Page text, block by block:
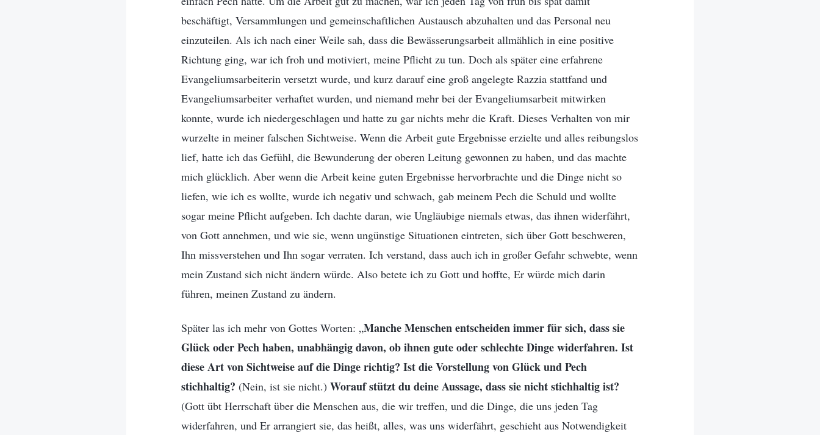
beschäftigt, Versammlungen und gemeinschaftlichen Austausch abzuhalten und das Personal neu
einzuteilen. Als ich nach einer Weile sah, dass die Bewässerungsarbeit allmählich in eine positive
Richtung ging, war ich froh und motiviert, meine Pflicht zu tun. Doch als später eine erfahrene
Evangeliumsarbeiterin versetzt wurde, und kurz darauf eine groß angelegte Razzia stattfand und
Evangeliumsarbeiter verhaftet wurden, und niemand mehr bei der Evangeliumsarbeit mitwirken
konnte, wurde ich niedergeschlagen und hatte zu gar nichts mehr die Kraft. Dieses Verhalten von mir
wurzelte in meiner falschen Sichtweise. Wenn die Arbeit gute Ergebnisse erzielte und alles reibungslos
lief, hatte ich das Gefühl, die Bewunderung der oberen Leitung gewonnen zu haben, und das machte
mich glücklich. Aber wenn die Arbeit keine guten Ergebnisse hervorbrachte und die Dinge nicht so
liefen, wie ich es wollte, wurde ich negativ und schwach, gab meinem Pech die Schuld und wollte
sogar meine Pflicht aufgeben. Ich dachte daran, wie Ungläubige niemals etwas, das ihnen widerfährt,
von Gott annehmen, und wie sie, wenn ungünstige Situationen eintreten, sich über Gott beschweren,
Ihn missverstehen und Ihn sogar verraten. Ich verstand, dass auch ich in großer Gefahr schwebte, wenn
mein Zustand sich nicht ändern würde. Also betete ich zu Gott und hoffte, Er würde mich darin
führen, meinen Zustand zu ändern.
Später las ich mehr von Gottes Worten: „Manche Menschen entscheiden immer für sich, dass sie
Glück oder Pech haben, unabhängig davon, ob ihnen gute oder schlechte Dinge widerfahren. Ist
diese Art von Sichtweise auf die Dinge richtig? Ist die Vorstellung von Glück und Pech
stichhaltig? (Nein, ist sie nicht.) Worauf stützt du deine Aussage, dass sie nicht stichhaltig ist?
(Gott übt Herrschaft über die Menschen aus, die wir treffen, und die Dinge, die uns jeden Tag
widerfahren, und Er arrangiert sie, das heißt, alles, was uns widerfährt, geschieht aus Notwendigkeit